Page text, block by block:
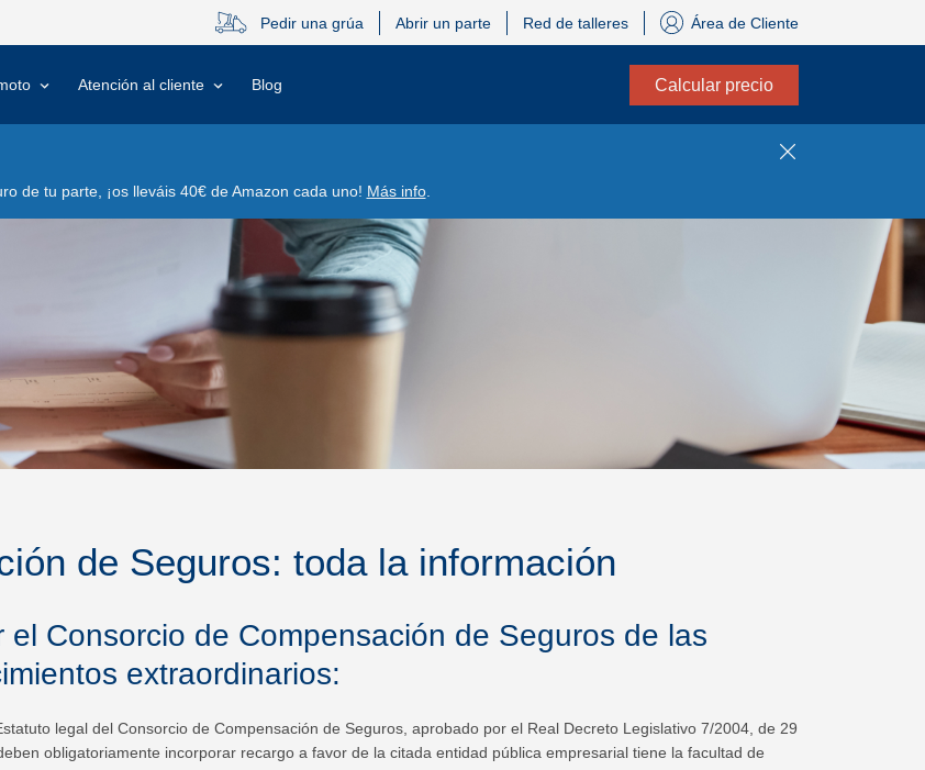
Pedir una grúa Abrir un parte Red de talleres Área de Cliente
Atención al cliente Blog Calcular precio
de tu parte, ¡os lleváis 40€ de Amazon cada uno! Más info.
de Seguros: toda la información
Consorcio de Compensación de Seguros de las
extraordinarios:
legal del Consorcio de Compensación de Seguros, aprobado por el Real Decreto Legislativo 7/2004, de 29
obligatoriamente incorporar recargo a favor de la citada entidad pública empresarial tiene la facultad de